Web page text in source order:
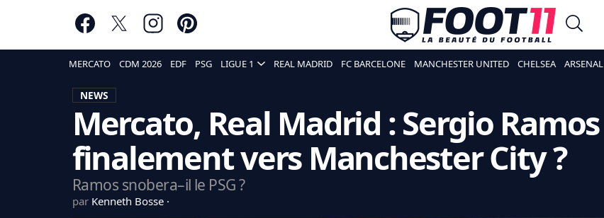
MERCATO CDM 2026 EDF PSG LIGUE 1 REAL MADRID FC BARCELONE MANCHESTER UNITED CHELSEA ARSENAL
NEWS
Mercato, Real Madrid : Sergio Ramos
finalement vers Manchester City ?
Ramos snobera–il le PSG ?
par Kenneth Bosse